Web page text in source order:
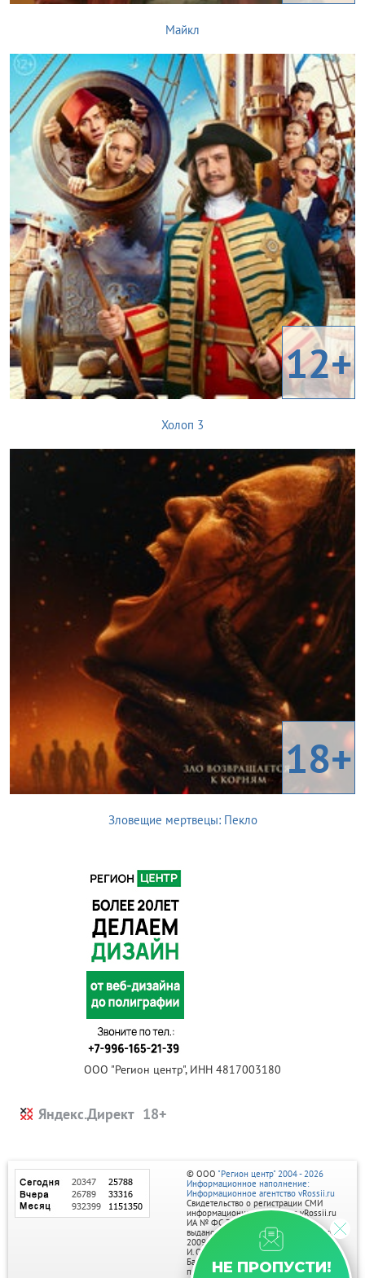
Майкл
12+
Холоп 3
18+
Зловещие мертвецы: Пекло
ООО "Регион центр", ИНН 4817003180
Яндекс.Директ
НЕ ПРОПУСТИ!
© ООО "Регион центр" 2004 - 2026
Информационное наполнение:
Информационное агентство vRossii.ru
Свидетельство о регистрации СМИ
информационного агентства vRossii.ru
ИА № ФС 77‑35502
выдано РОСКОМНАДЗОРом 04 марта
2009г.
И. О. Главного редактора Нарыков А. Н.
Баннеры на портале размещаются на
правах рекламы.